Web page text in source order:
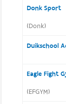
Donk Sport
(Donk)
Duikschool
Eagle Fight
(EFGYM)